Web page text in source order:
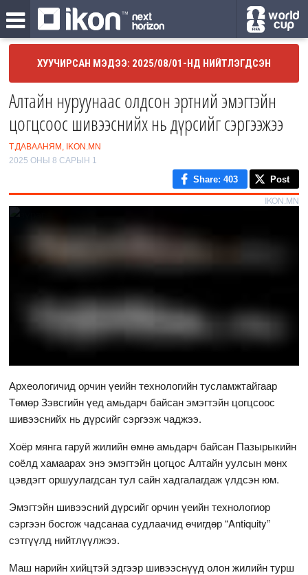
ХУУЧИРСАН МЭДЭЭ: 2025/08/01-НД НИЙТЛЭГДСЭН
Алтайн нуруунаас олдсон эртний эмэгтэйн
цогцсоос шивээснийх нь дүрсийг сэргээжээ
Т.ДАВААНЯМ, IKON.MN
2025 ОНЫ 8 САРЫН 1
Share: 403 Post
IKON.MN
Археологичид орчин үеийн технологийн тусламжтайгаар
Төмөр Зэвсгийн үед амьдарч байсан эмэгтэйн цогцсоос
шивээснийх нь дүрсийг сэргээж чаджээ.
Хоёр мянга гаруй жилийн өмнө амьдарч байсан Пазырыкийн
соёлд хамаарах энэ эмэгтэйн цогцос Алтайн уулсын мөнх
цэвдэгт оршуулагдсан тул сайн хадгалагдаж үлдсэн юм.
Эмэгтэйн шивээсний дүрсийг орчин үеийн технологиор
сэргээн босгож чадсанаа судлаачид өчигдөр “Antiquity”
сэтгүүлд нийтлүүлжээ.
Маш нарийн хийцтэй эдгээр шивээснүүд олон жилийн турш